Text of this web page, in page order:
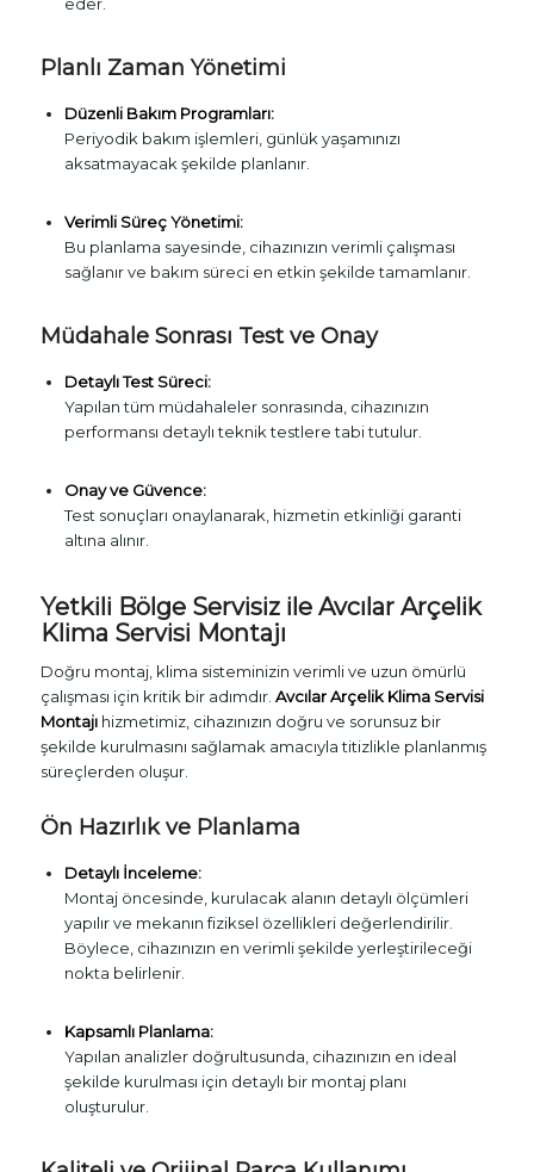
Planlı Zaman Yönetimi
Düzenli Bakım Programları:
Periyodik bakım işlemleri, günlük yaşamınızı
aksatmayacak şekilde planlanır.
Verimli Süreç Yönetimi:
Bu planlama sayesinde, cihazınızın verimli çalışması
sağlanır ve bakım süreci en etkin şekilde tamamlanır.
Müdahale Sonrası Test ve Onay
Detaylı Test Süreci:
Yapılan tüm müdahaleler sonrasında, cihazınızın
performansı detaylı teknik testlere tabi tutulur.
Onay ve Güvence:
Test sonuçları onaylanarak, hizmetin etkinliği garanti
altına alınır.
Yetkili Bölge Servisiz ile Avcılar Arçelik
Klima Servisi Montajı
Doğru montaj, klima sisteminizin verimli ve uzun ömürlü
çalışması için kritik bir adımdır. Avcılar Arçelik Klima Servisi
Montajıhizmetimiz, cihazınızın doğru ve sorunsuz bir
şekilde kurulmasını sağlamak amacıyla titizlikle planlanmış
süreçlerden oluşur.
Ön Hazırlık ve Planlama
Detaylı İnceleme:
Montaj öncesinde, kurulacak alanın detaylı ölçümleri
yapılır ve mekanın fiziksel özellikleri değerlendirilir.
Böylece, cihazınızın en verimli şekilde yerleştirileceği
nokta belirlenir.
Kapsamlı Planlama:
Yapılan analizler doğrultusunda, cihazınızın en ideal
şekilde kurulması için detaylı bir montaj planı
oluşturulur.